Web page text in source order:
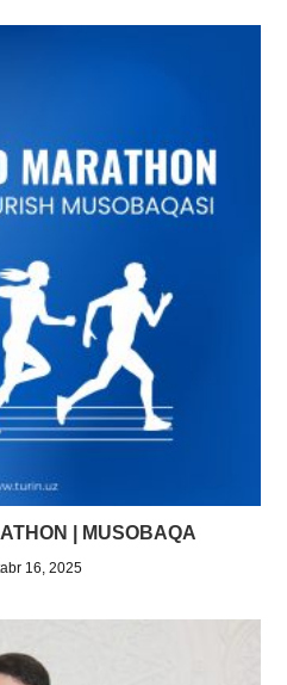
| MUSOBAQA
16, 2025